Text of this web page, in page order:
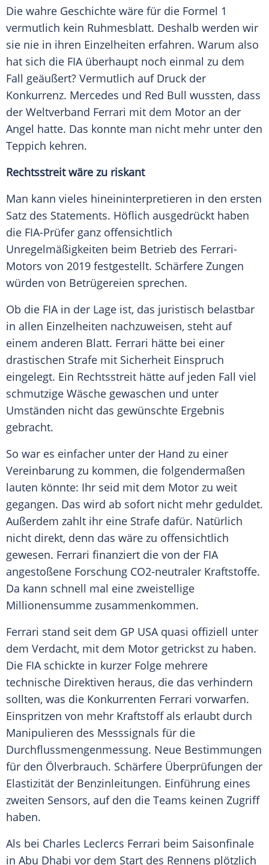
Die wahre Geschichte wäre für die Formel 1
vermutlich kein Ruhmesblatt. Deshalb werden wir
sie nie in ihren Einzelheiten erfahren. Warum also
hat sich die FIA überhaupt noch einmal zu dem
Fall geäußert? Vermutlich auf Druck der
Konkurrenz. Mercedes und Red Bull wussten, dass
der Weltverband Ferrari mit dem Motor an der
Angel hatte. Das konnte man nicht mehr unter den
Teppich kehren.
Rechtsstreit wäre zu riskant
Man kann vieles hineininterpretieren in den ersten
Satz des Statements. Höflich ausgedrückt haben
die FIA-Prüfer ganz offensichtlich
Unregelmäßigkeiten beim Betrieb des Ferrari-
Motors von 2019 festgestellt. Schärfere Zungen
würden von Betrügereien sprechen.
Ob die FIA in der Lage ist, das juristisch belastbar
in allen Einzelheiten nachzuweisen, steht auf
einem anderen Blatt. Ferrari hätte bei einer
drastischen Strafe mit Sicherheit Einspruch
eingelegt. Ein Rechtsstreit hätte auf jeden Fall viel
schmutzige Wäsche gewaschen und unter
Umständen nicht das gewünschte Ergebnis
gebracht.
So war es einfacher unter der Hand zu einer
Vereinbarung zu kommen, die folgendermaßen
lauten könnte: Ihr seid mit dem Motor zu weit
gegangen. Das wird ab sofort nicht mehr geduldet.
Außerdem zahlt ihr eine Strafe dafür. Natürlich
nicht direkt, denn das wäre zu offensichtlich
gewesen. Ferrari finanziert die von der FIA
angestoßene Forschung CO2-neutraler Kraftstoffe.
Da kann schnell mal eine zweistellige
Millionensumme zusammenkommen.
Ferrari stand seit dem GP USA quasi offiziell unter
dem Verdacht, mit dem Motor getrickst zu haben.
Die FIA schickte in kurzer Folge mehrere
technische Direktiven heraus, die das verhindern
sollten, was die Konkurrenten Ferrari vorwarfen.
Einspritzen von mehr Kraftstoff als erlaubt durch
Manipulieren des Messsignals für die
Durchflussmengenmessung. Neue Bestimmungen
für den Ölverbrauch. Schärfere Überprüfungen der
Elastizität der Benzinleitungen. Einführung eines
zweiten Sensors, auf den die Teams keinen Zugriff
haben.
Als bei Charles Leclercs Ferrari beim Saisonfinale
in Abu Dhabi vor dem Start des Rennens plötzlich